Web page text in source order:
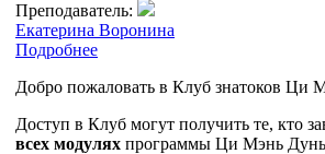
Преподаватель:
Екатерина Воронина
Подробнее
Добро пожаловать в Клуб знатоков Ци
Доступ в Клуб могут получить те, кто
всех модулях программы Ци Мэнь